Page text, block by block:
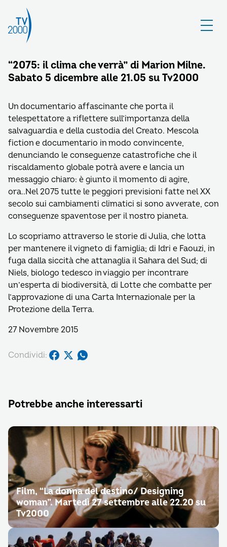
“2075: il clima che verrà” di Marion Milne.
Sabato 5 dicembre alle 21.05 su Tv2000
Un documentario affascinante che porta il
telespettatore a riflettere sull’importanza della
salvaguardia e della custodia del Creato. Mescola
fiction e documentario in modo convincente,
denunciando le conseguenze catastrofiche che il
riscaldamento globale potrà avere e lancia un
messaggio chiaro: è giunto il momento di agire,
ora..Nel 2075 tutte le peggiori previsioni fatte nel XX
secolo sui cambiamenti climatici si sono avverate, con
conseguenze spaventose per il nostro pianeta.
Lo scopriamo attraverso le storie di Julia, che lotta
per mantenere il vigneto di famiglia; di Idri e Faouzi, in
fuga dalla siccità che attanaglia il Sahara del Sud; di
Niels, biologo tedesco in viaggio per incontrare
un’esperta di biodiversità, di Lotte che combatte per
l’approvazione di una Carta Internazionale per la
Protezione della Terra.
27 Novembre 2015
Condividi:
Potrebbe anche interessarti
Film, “La donna del destino/ Designing
woman”. Martedì 27 settembre alle 22.20 su
Tv2000